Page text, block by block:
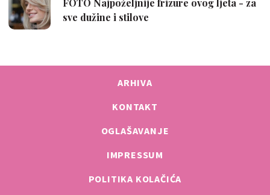
ARHIVA
KONTAKT
OGLAŠAVANJE
IMPRESSUM
POLITIKA KOLAČIĆA